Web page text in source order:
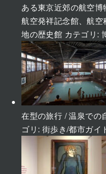
ある東京近郊の航空
航空発祥記念館、航
地の歴史館 カテゴリ:
在型の旅行 / 温泉での
ゴリ: 街歩き/都市ガイ